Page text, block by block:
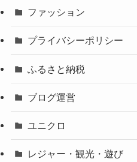
ファッション
プライバシーポリシー
ふるさと納税
ブログ運営
ユニクロ
レジャー・観光・遊び